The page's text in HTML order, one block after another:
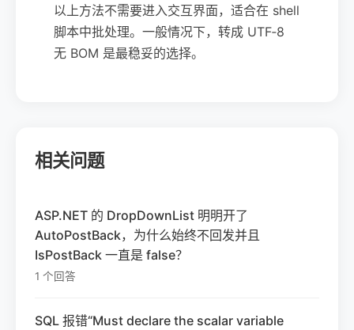
以上方法不需要进入交互界面，适合在 shell
脚本中批处理。一般情况下，转成 UTF‑8
无 BOM 是最稳妥的选择。
相关问题
ASP.NET 的 DropDownList 明明开了
AutoPostBack，为什么始终不回发并且
IsPostBack 一直是 false？
1 个回答
SQL 报错“Must declare the scalar variable